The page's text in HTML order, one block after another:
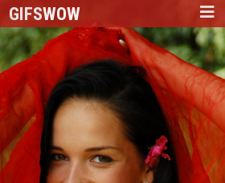
GIFSWOW